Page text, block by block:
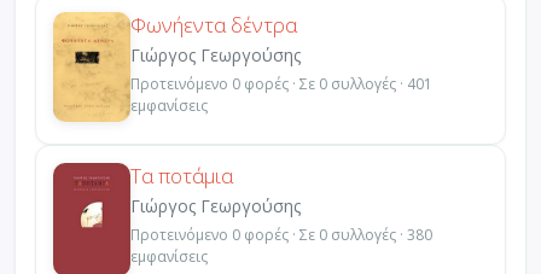
Φωνήεντα δέντρα
Γιώργος Γεωργούσης
Προτεινόμενο 0 φορές · Σε 0 συλλογές · 401
εμφανίσεις
Τα ποτάμια
Γιώργος Γεωργούσης
Προτεινόμενο 0 φορές · Σε 0 συλλογές · 380
εμφανίσεις